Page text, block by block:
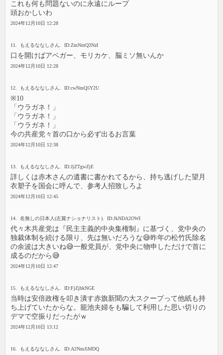
これも何も問題ないのに永遠にループ
頭おかしいわ
2024年12月10日 12:28
11. もえるななしさん. ID:ZmNmQ3NzI
口を開けばアベガー、モリカケ、脳ミソ無いんか
2024年12月10日 12:28
12. もえるななしさん. ID:cwNmQ5Y2U
※10
「ウラガネ！」
「ウラガネ！」
「ウラガネ！」
今の共産党々首の口から必ず出るお言葉
2024年12月10日 12:38
13. もえるななしさん. ID:JjZTgwZjE
詳しくは赤木さんの遺書に書かれてるから、持ち逃げした望月
衣塑子を国会に呼んで、参考人招致しろよ
2024年12月10日 12:45
14. 名無しの日本人(左翼ナショナリスト). ID:JkNDA2OWI
代々木共産党は『民主主義的中央集権制』に基づく、党中央の
独裁体制を続ける限り、先は無いだろうな😅昨年の松竹氏除名
の余波は大きいね😅一般党員が、党中央に物申しただけで首に
成るのだから😅
2024年12月10日 12:47
15. もえるななしさん. ID:FjZjhkNGE
当時は安倍政権を叩き潰す赤旗新聞の大スクープって他紙も持
ち上げていたからな。籠池夫婦をも騙して利用した思い切りの
デマで空振りだったがｗ
2024年12月10日 13:12
16. もえるななしさん. ID:A2NmJiMDQ